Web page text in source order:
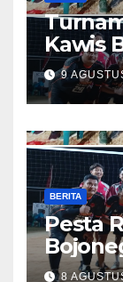
Kawis
dan
9
BERITA
​Pesta
8